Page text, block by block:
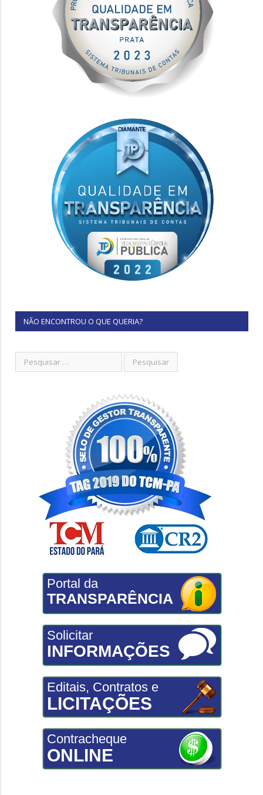
NÃO ENCONTROU O QUE QUERIA?
Portal da
TRANSPARÊNCIA
Solicitar
INFORMAÇÕES
Editais, Contratos e
LICITAÇÕES
Contracheque
ONLINE